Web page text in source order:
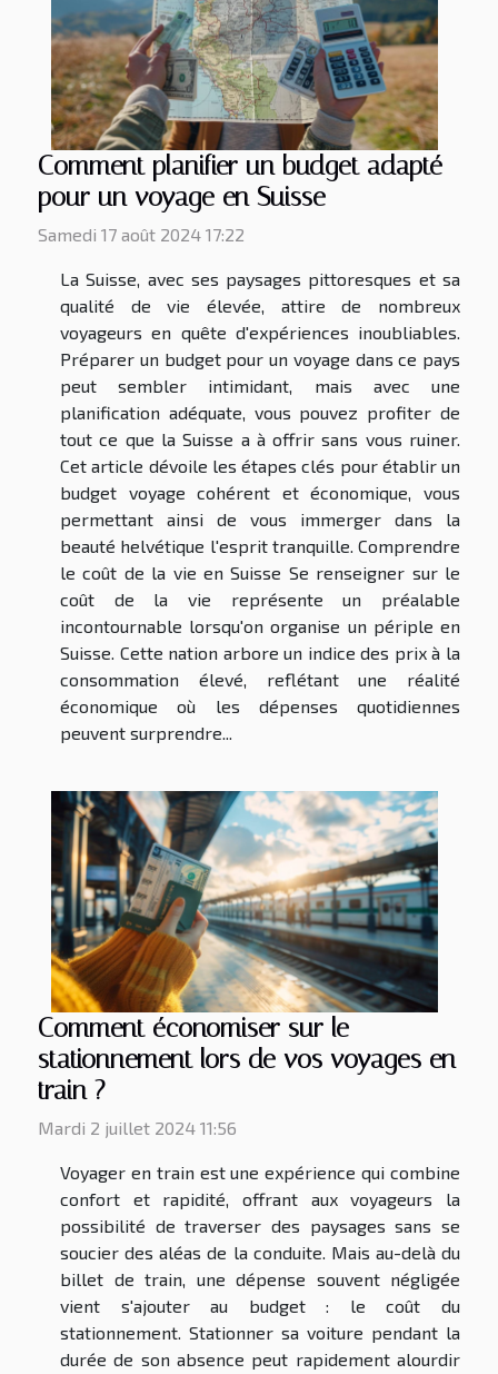
Comment planifier un budget adapté
pour un voyage en Suisse
Samedi 17 août 2024 17:22
La Suisse, avec ses paysages pittoresques et sa
qualité de vie élevée, attire de nombreux
voyageurs en quête d'expériences inoubliables.
Préparer un budget pour un voyage dans ce pays
peut sembler intimidant, mais avec une
planification adéquate, vous pouvez profiter de
tout ce que la Suisse a à offrir sans vous ruiner.
Cet article dévoile les étapes clés pour établir un
budget voyage cohérent et économique, vous
permettant ainsi de vous immerger dans la
beauté helvétique l'esprit tranquille. Comprendre
le coût de la vie en Suisse Se renseigner sur le
coût de la vie représente un préalable
incontournable lorsqu'on organise un périple en
Suisse. Cette nation arbore un indice des prix à la
consommation élevé, reflétant une réalité
économique où les dépenses quotidiennes
peuvent surprendre...
Comment économiser sur le
stationnement lors de vos voyages en
train ?
Mardi 2 juillet 2024 11:56
Voyager en train est une expérience qui combine
confort et rapidité, offrant aux voyageurs la
possibilité de traverser des paysages sans se
soucier des aléas de la conduite. Mais au-delà du
billet de train, une dépense souvent négligée
vient s'ajouter au budget : le coût du
stationnement. Stationner sa voiture pendant la
durée de son absence peut rapidement alourdir